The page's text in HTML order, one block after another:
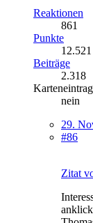
Reaktionen
861
Punkte
12.521
Beiträge
2.318
Karteneintrag
nein
29.
#86
Zitat